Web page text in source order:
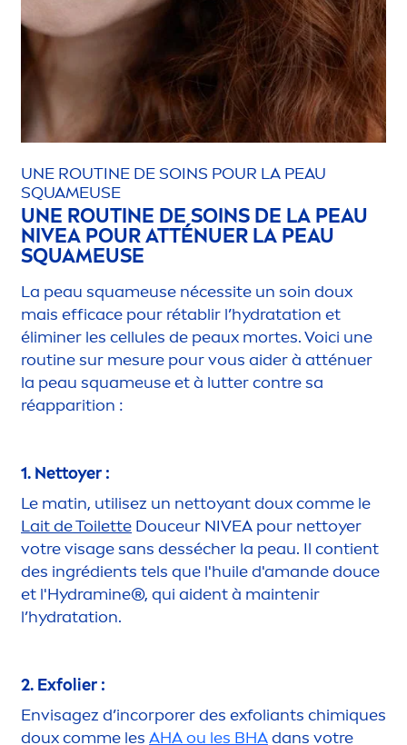
UNE ROUTINE DE SOINS POUR LA PEAU
SQUAMEUSE
UNE ROUTINE DE SOINS DE LA PEAU
NIVEA POUR ATTÉNUER LA PEAU
SQUAMEUSE
La peau squameuse nécessite un soin doux
mais efficace pour rétablir l’hydratation et
éliminer les cellules de peaux mortes. Voici une
routine sur mesure pour vous aider à atténuer
la peau squameuse et à lutter contre sa
réapparition :
1. Nettoyer :
Le matin, utilisez un nettoyant doux comme le
Lait de Toilette Douceur NIVEA pour nettoyer
votre visage sans dessécher la peau. Il contient
des ingrédients tels que l'huile d'amande douce
et l'Hydramine®, qui aident à maintenir
l’hydratation.
2. Exfolier :
Envisagez d’incorporer des exfoliants chimiques
doux comme les AHA ou les BHAdans votre